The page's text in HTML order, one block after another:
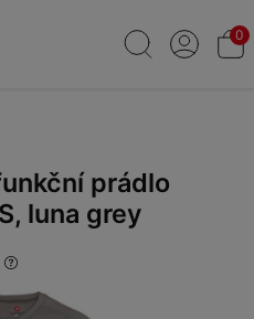
0
prádlo
luna grey